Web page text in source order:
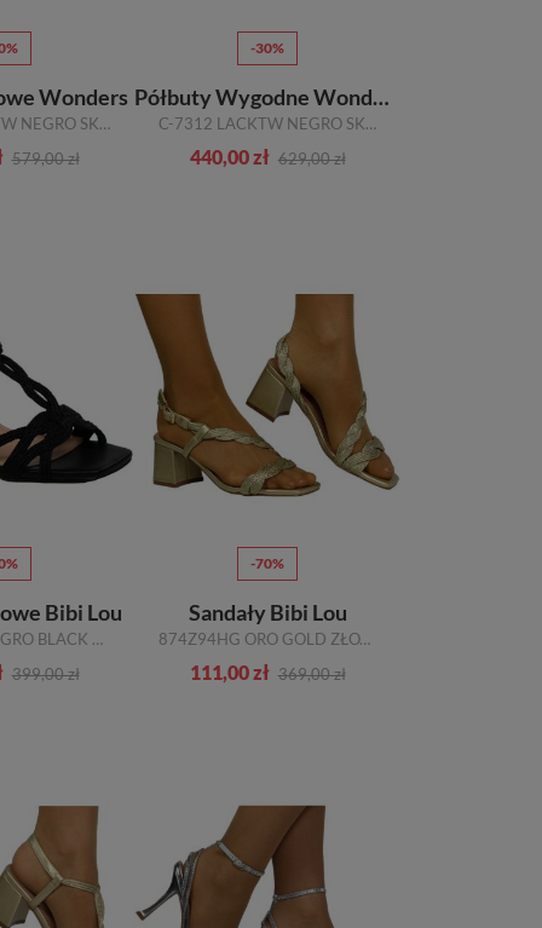
Wonders
C-7311 LACKTW NEGRO SKÓRA NATURALNA
579,00 zł
-30%
Półbuty Wygodne Wonders
C-7312 LACKTW NEGRO SKÓRA NATURALNA
440,00 zł 629,00 zł
Bibi Lou
855Z94HG NEGRO BLACK CZARNE
399,00 zł
-70%
Sandały Bibi Lou
874Z94HG ORO GOLD ZŁOTE
111,00 zł 369,00 zł